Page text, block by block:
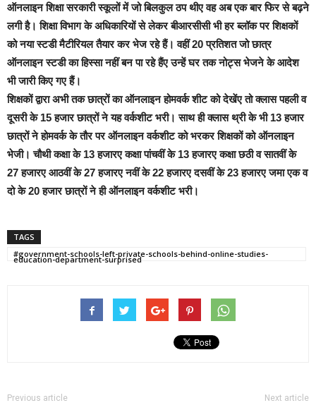
ऑनलाइन शिक्षा सरकारी स्कूलों में जो बिलकुल ठप थीए वह अब एक बार फिर से बढ़ने
लगी है। शिक्षा विभाग के अधिकारियों से लेकर बीआरसीसी भी हर ब्लॉक पर शिक्षकों
को नया स्टडी मैटीरियल तैयार कर भेज रहे हैं। वहीं 20 प्रतिशत जो छात्र
ऑनलाइन स्टडी का हिस्सा नहीं बन पा रहे हैंए उन्हें घर तक नोट्स भेजने के आदेश
भी जारी किए गए हैं।
शिक्षकों द्वारा अभी तक छात्रों का ऑनलाइन होमवर्क शीट को देखेंए तो क्लास पहली व
दूसरी के 15 हजार छात्रों ने यह वर्कशीट भरी। साथ ही क्लास थ्री के भी 13 हजार
छात्रों ने होमवर्क के तौर पर ऑनलाइन वर्कशीट को भरकर शिक्षकों को ऑनलाइन
भेजी। चौथी कक्षा के 13 हजारए कक्षा पांचवीं के 13 हजारए कक्षा छठी व सातवीं के
27 हजारए आठवीं के 27 हजारए नवीं के 22 हजारए दसवीं के 23 हजारए जमा एक व
दो के 20 हजार छात्रों ने ही ऑनलाइन वर्कशीट भरी।
TAGS
#government-schools-left-private-schools-behind-online-studies-
education-department-surprised
Previous article Next article